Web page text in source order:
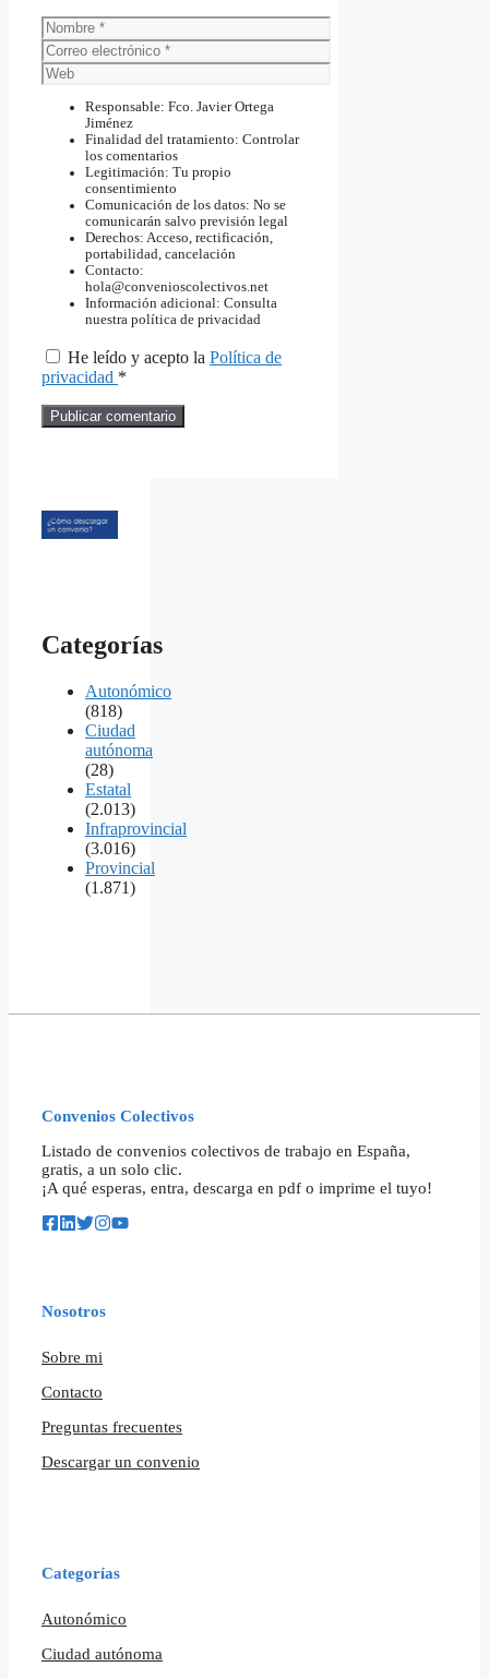
Nombre
Correo
electrónico
Web
Responsable: Fco. Javier Ortega
Jiménez
Finalidad del tratamiento: Controlar
los comentarios
Legitimación: Tu propio
consentimiento
Comunicación de los datos: No se
comunicarán salvo previsión legal
Derechos: Acceso, rectificación,
portabilidad, cancelación
Contacto:
hola@convenioscolectivos.net
Información adicional: Consulta
nuestra política de privacidad
He leído y acepto la Política de
privacidad *
Categorías
Autonómico
(818)
Ciudad
autónoma
(28)
Estatal
(2.013)
Infraprovincial
(3.016)
Provincial
(1.871)
Convenios Colectivos
Listado de convenios colectivos de trabajo en España,
gratis, a un solo clic.
¡A qué esperas, entra, descarga en pdf o imprime el tuyo!
Nosotros
Sobre mi
Contacto
Preguntas frecuentes
Descargar un convenio
Categorías
Autonómico
Ciudad autónoma